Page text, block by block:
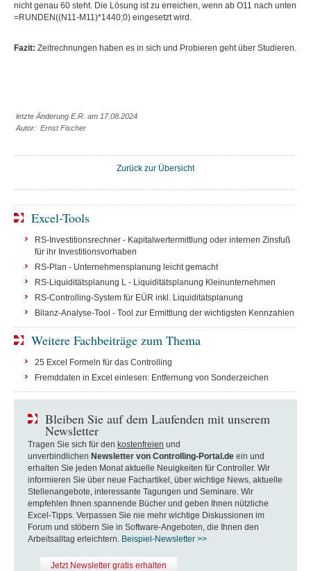
nicht genau 60 steht. Die Lösung ist zu erreichen, wenn ab O11 nach unten
=RUNDEN((N11-M11)*1440;0) eingesetzt wird.
Fazit: Zeitrechnungen haben es in sich und Probieren geht über Studieren.
letzte Änderung E.R. am 17.08.2024
Autor: Ernst Fischer
Zurück zur Übersicht
Excel-Tools
RS-Investitionsrechner - Kapitalwertermittlung oder internen Zinsfuß
für ihr Investitionsvorhaben
RS-Plan - Unternehmensplanung leicht gemacht
RS-Liquiditätsplanung L - Liquiditätsplanung Kleinunternehmen
RS-Controlling-System für EÜR inkl. Liquiditätsplanung
Bilanz-Analyse-Tool - Tool zur Ermittlung der wichtigsten Kennzahlen
Weitere Fachbeiträge zum Thema
25 Excel Formeln für das Controlling
Fremddaten in Excel einlesen: Entfernung von Sonderzeichen
Bleiben Sie auf dem Laufenden mit unserem
Newsletter
Tragen Sie sich für den kostenfreien und
unverbindlichen Newsletter von Controlling-Portal.de ein und
erhalten Sie jeden Monat aktuelle Neuigkeiten für Controller. Wir
informieren Sie über neue Fachartikel, über wichtige News, aktuelle
Stellenangebote, interessante Tagungen und Seminare. Wir
empfehlen Ihnen spannende Bücher und geben Ihnen nützliche
Excel-Tipps. Verpassen Sie nie mehr wichtige Diskussionen im
Forum und stöbern Sie in Software-Angeboten, die Ihnen den
Arbeitsalltag erleichtern. Beispiel-Newsletter >>
Jetzt Newsletter gratis erhalten